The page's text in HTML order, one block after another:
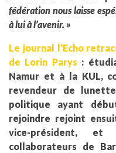
fédération nous laisse
à lui à l’avenir. »
Le journal l'Echo
de Lorin Parys :
Namur et à la KUL,
revendeur de
politique ayant
rejoindre rejoint
vice-président,
collaborateurs de